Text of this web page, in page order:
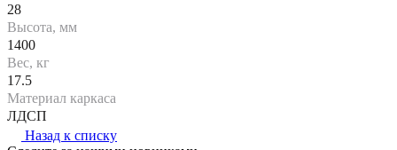
28
Высота, мм
1400
Вес, кг
17.5
Материал каркаса
ЛДСП
Назад к списку